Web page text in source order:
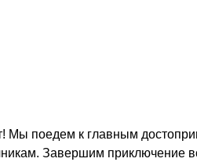
поедем к главным
Завершим приключение